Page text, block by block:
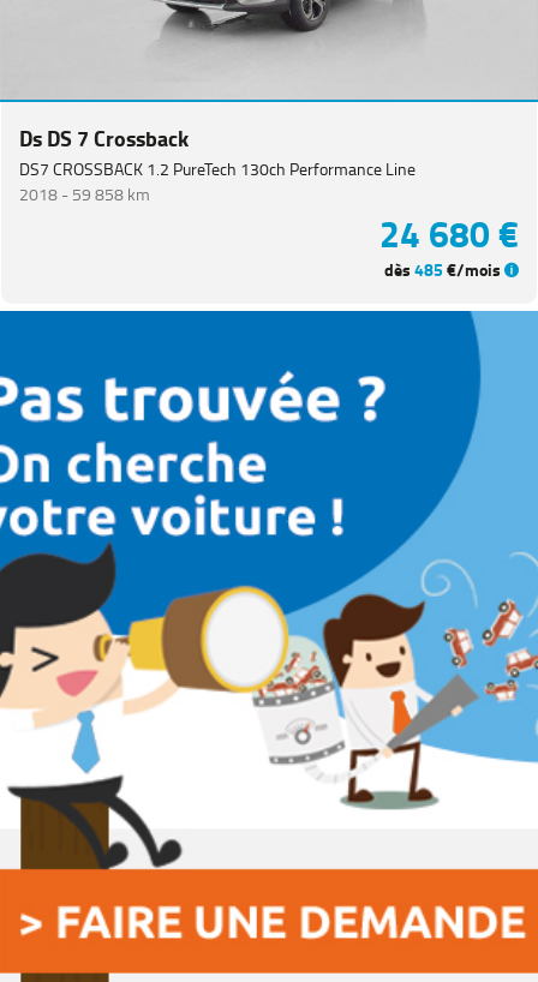
Ds DS 7 Crossback
DS7 CROSSBACK 1.2 PureTech 130ch Performance Line
2018 -59 858 km
24 680 €
dès485€/mois